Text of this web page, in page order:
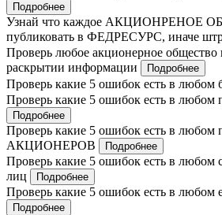
Подробнее
Узнай что каждое АКЦИОНРЕНОЕ
публиковать в ФЕДРЕСУРС, иначе
Проверь любое акционерное
раскрытии информации
Подробнее
Проверь какие 5 ошибок есть в любом
Проверь какие 5 ошибок есть в любом
Подробнее
Проверь какие 5 ошибок есть в любом
АКЦИОНЕРОВ
Подробнее
Проверь какие 5 ошибок есть в любом
лиц
Подробнее
Проверь какие 5 ошибок есть в любом
Подробнее